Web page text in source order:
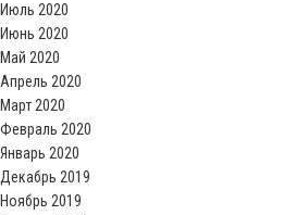
Июль 2020
Июнь 2020
Май 2020
Апрель 2020
Март 2020
Февраль 2020
Январь 2020
Декабрь 2019
Ноябрь 2019